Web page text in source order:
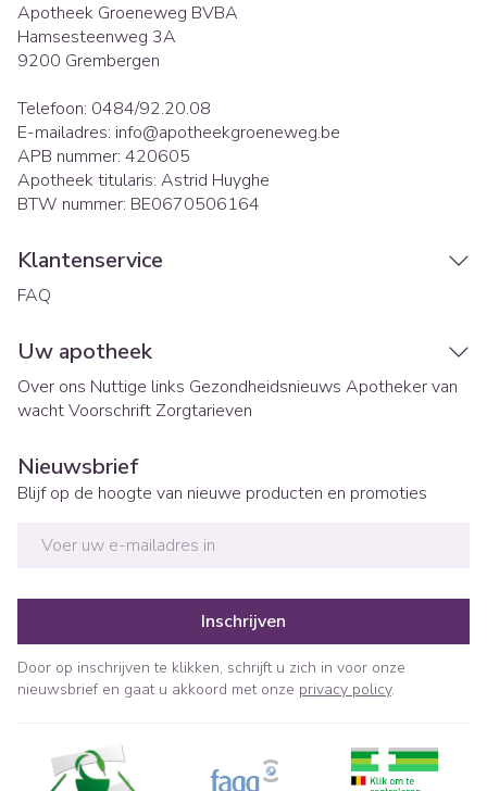
Apotheek Groeneweg BVBA
Hamsesteenweg 3A
9200 Grembergen
Telefoon: 0484/92.20.08
E-mailadres: info@apotheekgroeneweg.be
APB nummer: 420605
Apotheek titularis: Astrid Huyghe
BTW nummer: BE0670506164
Klantenservice
FAQ
Uw apotheek
Over ons Nuttige links Gezondheidsnieuws Apotheker van
wachtVoorschrift Zorgtarieven
Nieuwsbrief
Blijf op de hoogte van nieuwe producten en promoties
Inschrijven
Door op inschrijven te klikken, schrijft u zich in voor onze
nieuwsbrief en gaat u akkoord met onze privacy policy.